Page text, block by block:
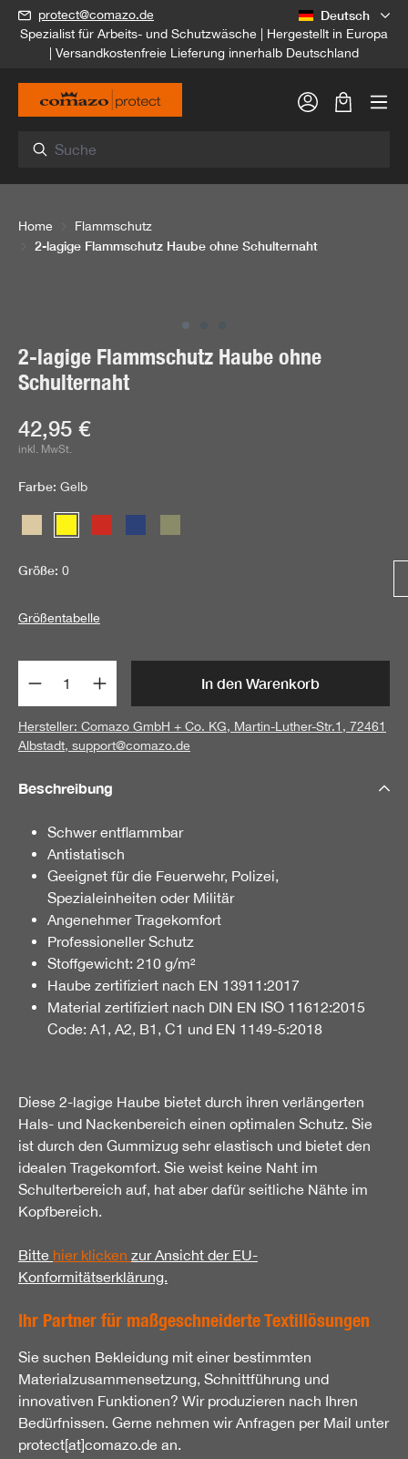
springen
protect@comazo.de
Spezialist für Arbeits- und Schutzwäsche | Hergestellt in Europa
| Versandkostenfreie Lieferung innerhalb Deutschland
Deutsch
Home Flammschutz
2-lagige Flammschutz Haube ohne Schulternaht
2-lagige Flammschutz Haube ohne
Schulternaht
Aktueller Preis:
42,95 €
inkl. MwSt.
Farbe: Gelb
SandGelbRot MarineSteingrau-Oliv
Größe: 0
Größentabelle
Produkt Anzahl: Gib den gewünschten
In den Warenkorb
Hersteller: Comazo GmbH + Co. KG, Martin-Luther-Str.1, 72461
Albstadt, support@comazo.de
Beschreibung
Schwer entflammbar
Antistatisch
Geeignet für die Feuerwehr, Polizei,
Spezialeinheiten oder Militär
Angenehmer Tragekomfort
Professioneller Schutz
Stoffgewicht: 210 g/m²
Haube zertifiziert nach EN 13911:2017
Material zertifiziert nach DIN EN ISO 11612:2015
Code: A1, A2, B1, C1 und EN 1149-5:2018
Diese 2-lagige Haube bietet durch ihren verlängerten
Hals- und Nackenbereich einen optimalen Schutz. Sie
ist durch den Gummizug sehr elastisch und bietet den
idealen Tragekomfort. Sie weist keine Naht im
Schulterbereich auf, hat aber dafür seitliche Nähte im
Kopfbereich.
Bitte hier klicken zur Ansicht der EU-
Konformitätserklärung.
Ihr Partner für maßgeschneiderte Textillösungen
Sie suchen Bekleidung mit einer bestimmten
Materialzusammensetzung, Schnittführung und
innovativen Funktionen? Wir produzieren nach Ihren
Bedürfnissen. Gerne nehmen wir Anfragen per Mail unter
protect[at]comazo.de an.